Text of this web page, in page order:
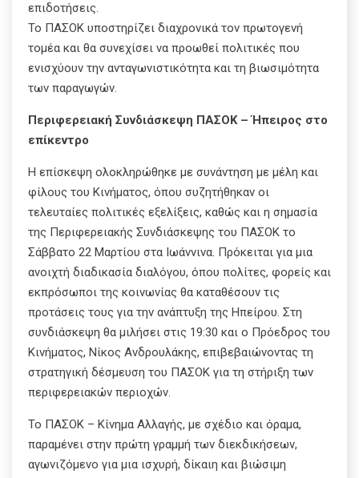
επιδοτήσεις.
Το ΠΑΣΟΚ υποστηρίζει διαχρονικά τον πρωτογενή
τομέα και θα συνεχίσει να προωθεί πολιτικές που
ενισχύουν την ανταγωνιστικότητα και τη βιωσιμότητα
των παραγωγών.
Περιφερειακή Συνδιάσκεψη ΠΑΣΟΚ – Ήπειρος στο
επίκεντρο
Η επίσκεψη ολοκληρώθηκε με συνάντηση με μέλη και
φίλους του Κινήματος, όπου συζητήθηκαν οι
τελευταίες πολιτικές εξελίξεις, καθώς και η σημασία
της Περιφερειακής Συνδιάσκεψης του ΠΑΣΟΚ το
Σάββατο 22 Μαρτίου στα Ιωάννινα. Πρόκειται για μια
ανοιχτή διαδικασία διαλόγου, όπου πολίτες, φορείς και
εκπρόσωποι της κοινωνίας θα καταθέσουν τις
προτάσεις τους για την ανάπτυξη της Ηπείρου. Στη
συνδιάσκεψη θα μιλήσει στις 19:30 και ο Πρόεδρος του
Κινήματος, Νίκος Ανδρουλάκης, επιβεβαιώνοντας τη
στρατηγική δέσμευση του ΠΑΣΟΚ για τη στήριξη των
περιφερειακών περιοχών.
Το ΠΑΣΟΚ – Κίνημα Αλλαγής, με σχέδιο και όραμα,
παραμένει στην πρώτη γραμμή των διεκδικήσεων,
αγωνιζόμενο για μια ισχυρή, δίκαιη και βιώσιμη